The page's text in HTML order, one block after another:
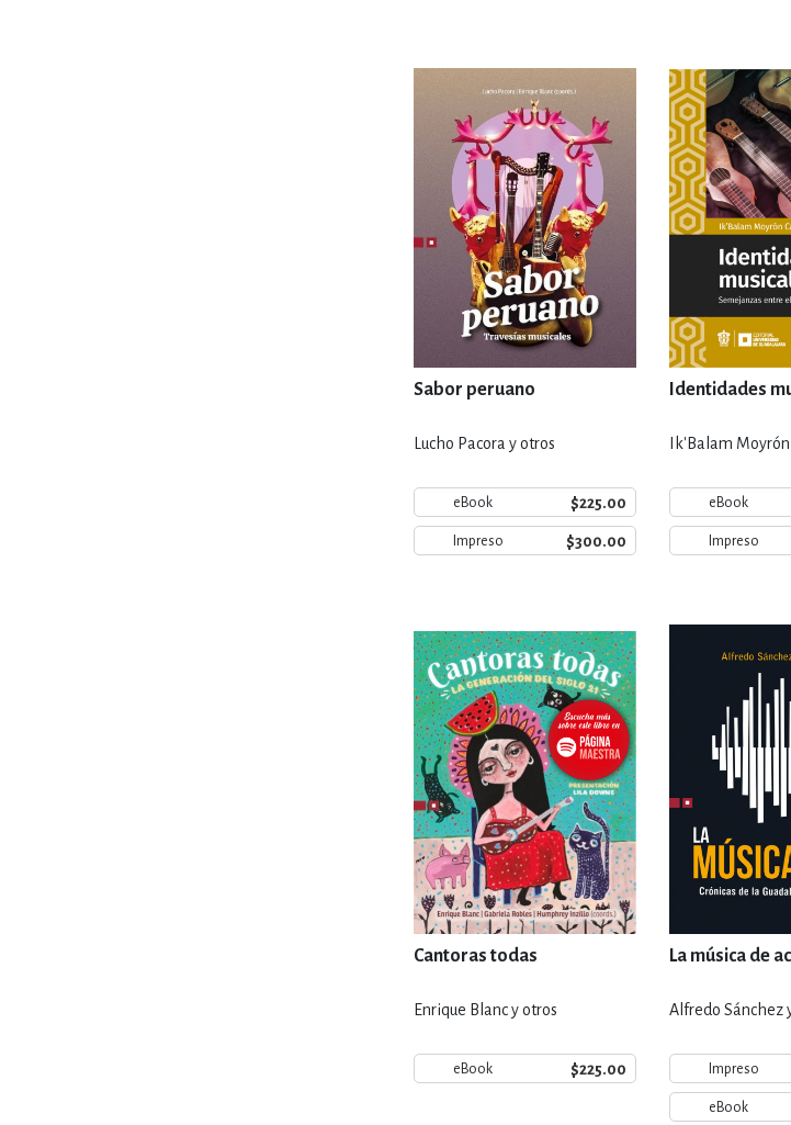
Sabor peruano
Lucho Pacora y otros
eBook $225.00
Impreso $300.00
Identidades
Ik'Balam
eBook
Impreso
Cantoras todas
Enrique Blanc y otros
eBook $225.00
La música de
Alfredo Sánchez
Impreso
eBook